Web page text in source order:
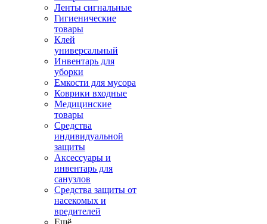
Ленты сигнальные
Гигиенические
товары
Клей
универсальный
Инвентарь для
уборки
Емкости для мусора
Коврики входные
Медицинские
товары
Средства
индивидуальной
защиты
Аксессуары и
инвентарь для
санузлов
Средства защиты от
насекомых и
вредителей
Ещё